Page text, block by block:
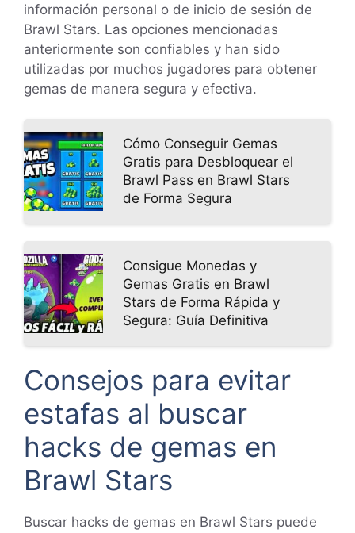
información personal o de inicio de sesión de
Brawl Stars. Las opciones mencionadas
anteriormente son confiables y han sido
utilizadas por muchos jugadores para obtener
gemas de manera segura y efectiva.
Cómo Conseguir Gemas
Gratis para Desbloquear el
Brawl Pass en Brawl Stars
de Forma Segura
Consigue Monedas y
Gemas Gratis en Brawl
Stars de Forma Rápida y
Segura: Guía Definitiva
Consejos para evitar
estafas al buscar
hacks de gemas en
Brawl Stars
Buscar hacks de gemas en Brawl Stars puede